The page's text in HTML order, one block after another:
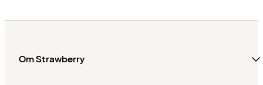
Om Strawberry